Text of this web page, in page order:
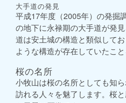
大手道の発見
平成17年度（2005年）の発掘
の地下に永禄期の大手道が発
道は安土城の構造と類似して
ような構造が存在していたこと
桜の名所
小牧山は桜の名所としても知
訪れる人々を魅了します。桜